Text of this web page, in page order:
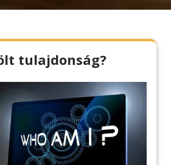
tulajdonság?